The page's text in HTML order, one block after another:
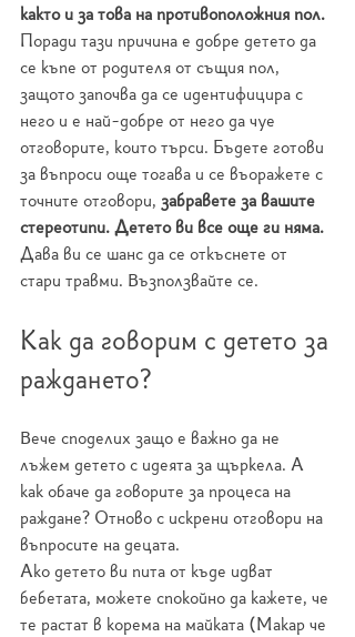
както и за това на противоположния пол.
Поради тази причина е добре детето да
се къпе от родителя от същия пол,
защото започва да се идентифицира с
него и е най-добре от него да чуе
отговорите, които търси. Бъдете готови
за въпроси още тогава и се въоражете с
точните отговори, забравете за вашите
стереотипи. Детето ви все още ги няма.
Дава ви се шанс да се откъснете от
стари травми. Възползвайте се.
Как да говорим с детето за
раждането?
Вече споделих защо е важно да не
лъжем детето с идеята за щъркела. А
как обаче да говорите за процеса на
раждане? Отново с искрени отговори на
въпросите на децата.
Ако детето ви пита от къде идват
бебетата, можете спокойно да кажете, че
те растат в корема на майката (Макар че